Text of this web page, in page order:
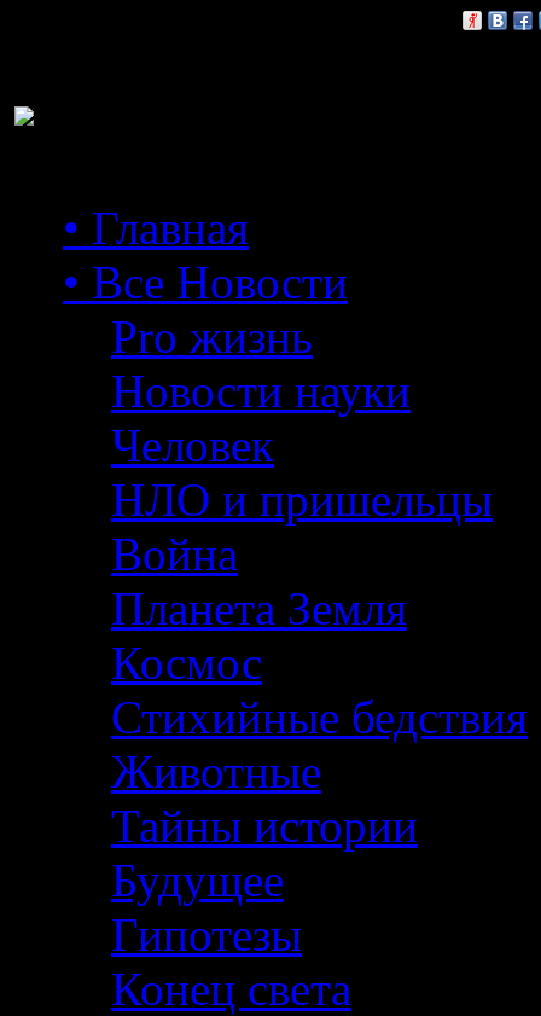
• Главная
• Все Новости
Pro жизнь
Новости науки
Человек
НЛО и пришельцы
Война
Планета Земля
Космос
Стихийные бедствия
Животные
Тайны истории
Будущее
Гипотезы
Конец света